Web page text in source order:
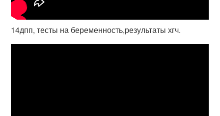
14дпп, тесты на беременность,результаты хгч.